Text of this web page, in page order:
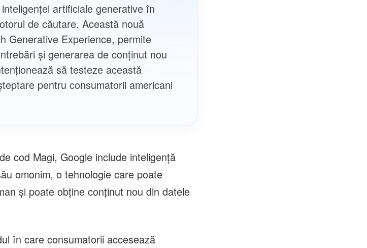
artificiale generative în
de căutare. Această nouă
Generative Experience, permite
și generarea de conținut nou
să testeze această
pentru consumatorii americani
cod Magi, Google include inteligenţă
omonim, o tehnologie care poate
şi poate obţine conţinut nou din datele
în care consumatorii accesează